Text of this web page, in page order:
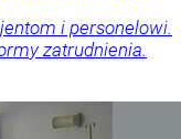
i personelowi.
zatrudnienia.